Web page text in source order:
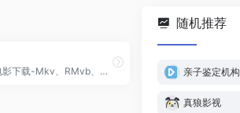
免费高清电影下载-Mkv、RMvb、MP4格式最新电影电视剧
随机推荐
亲子鉴定机构
真狼影视